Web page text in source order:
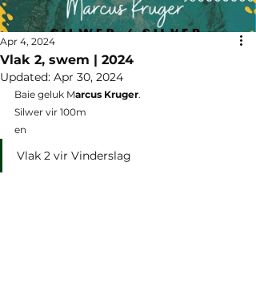
Vlak 2, swem | 2024
Apr 4, 2024
Updated: Apr 30, 2024
Baie geluk Marcus Kruger.
Silwer vir 100m
en
Vlak 2 vir Vinderslag